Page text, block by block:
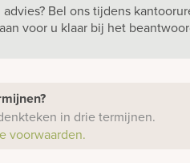
Bel onstijdens
voor u klaar bij het
in drie termijnen.
voorwaarden.